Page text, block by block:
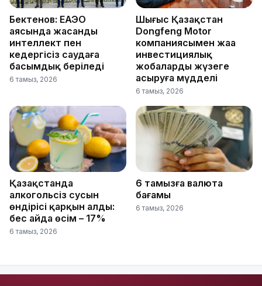
Бектенов: ЕАЭО
аясында жасанды
интеллект пен
кедергісіз саудаға
басымдық беріледі
6 тамыз, 2026
Шығыс Қазақстан
Dongfeng Motor
компаниясымен жаңа
инвестициялық
жобаларды жүзеге
асыруға мүдделі
6 тамыз, 2026
Қазақстанда
алкогольсіз сусын
өндірісі қарқын алды:
бес айда өсім – 17%
6 тамыз, 2026
6 тамызға валюта
бағамы
6 тамыз, 2026